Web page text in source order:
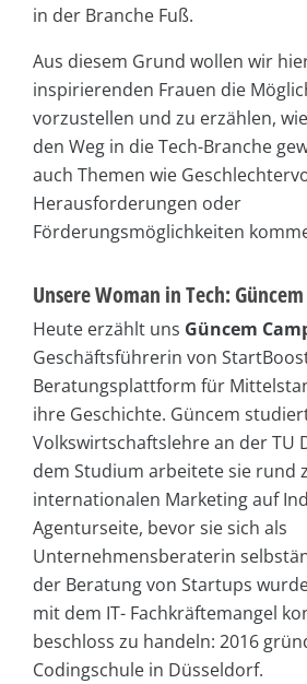
in der Branche Fuß.
Aus diesem Grund wollen wir
inspirierenden Frauen die
vorzustellen und zu erzählen,
den Weg in die Tech-Branche
auch Themen wie
Herausforderungen oder
Förderungsmöglichkeiten
Unsere Woman in Tech:
Heute erzählt uns Güncem
Geschäftsführerin von
Beratungsplattform für
ihre Geschichte. Güncem
Volkswirtschaftslehre an der TU
dem Studium arbeitete sie rund
internationalen Marketing auf
Agenturseite, bevor sie sich als
Unternehmensberaterin
der Beratung von Startups
mit dem IT- Fachkräftemangel
beschloss zu handeln: 2016
Codingschule in Düsseldorf.